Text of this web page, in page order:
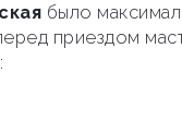
было
приездом